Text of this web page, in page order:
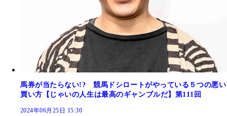
馬券が当たらない!? 競馬ドシロートがやっている５つの悪い
買い方【じゃいの人生は最高のギャンブルだ】第111回
2024年06月25日 15:30